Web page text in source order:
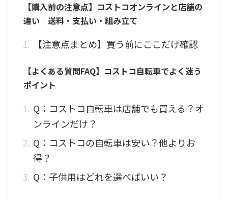
【購入前の注意点】コストコオンラインと店舗の
違い｜送料・支払い・組み立て
【注意点まとめ】買う前にここだけ確認
【よくある質問FAQ】コストコ自転車でよく迷う
ポイント
Q：コストコ自転車は店舗でも買える？オ
ンラインだけ？
Q：コストコの自転車は安い？他よりお
得？
Q：子供用はどれを選べばいい？